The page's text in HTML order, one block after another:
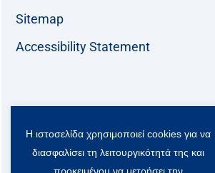
Sitemap
Accessibility Statement
F
a
T
w
i
L
i
n
Y
o
u
Η ιστοσελίδα χρησιμοποιεί cookies για να
διασφαλίσει τη λειτουργικότητά της και
προκειμένου να μετρήσει την